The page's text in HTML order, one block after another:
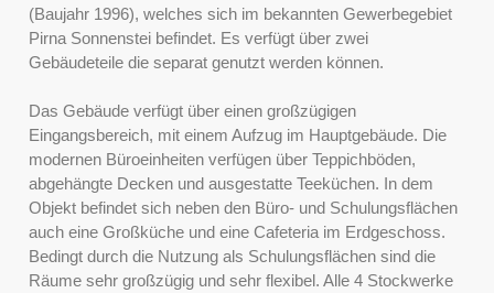
(Baujahr 1996), welches sich im bekannten Gewerbegebiet
Pirna Sonnenstei befindet. Es verfügt über zwei
Gebäudeteile die separat genutzt werden können.
Das Gebäude verfügt über einen großzügigen
Eingangsbereich, mit einem Aufzug im Hauptgebäude. Die
modernen Büroeinheiten verfügen über Teppichböden,
abgehängte Decken und ausgestatte Teeküchen. In dem
Objekt befindet sich neben den Büro- und Schulungsflächen
auch eine Großküche und eine Cafeteria im Erdgeschoss.
Bedingt durch die Nutzung als Schulungsflächen sind die
Räume sehr großzügig und sehr flexibel. Alle 4 Stockwerke